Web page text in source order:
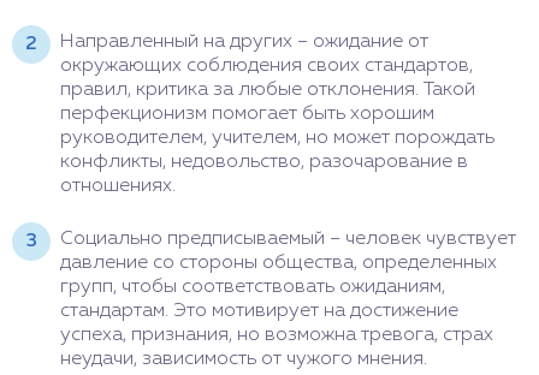
Направленный на других – ожидание от
окружающих соблюдения своих стандартов,
правил, критика за любые отклонения. Такой
перфекционизм помогает быть хорошим
руководителем, учителем, но может порождать
конфликты, недовольство, разочарование в
отношениях.
Социально предписываемый – человек чувствует
давление со стороны общества, определенных
групп, чтобы соответствовать ожиданиям,
стандартам. Это мотивирует на достижение
успеха, признания, но возможна тревога, страх
неудачи, зависимость от чужого мнения.